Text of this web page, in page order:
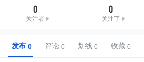
0
关注者
0
关注了
发布 评论 划线 收藏